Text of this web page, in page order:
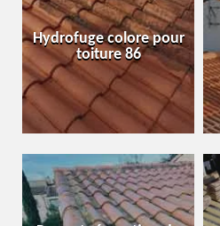
Hydrofuge colore pour
toiture 86